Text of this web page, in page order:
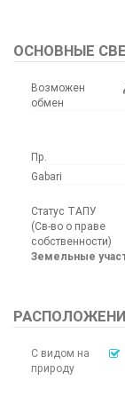
ОСНОВНЫЕ
Возможен
обмен
Пр.
Gabari
Статус ТАПУ
(Св-во о праве
собственности)
Земельные
С видом на
природу